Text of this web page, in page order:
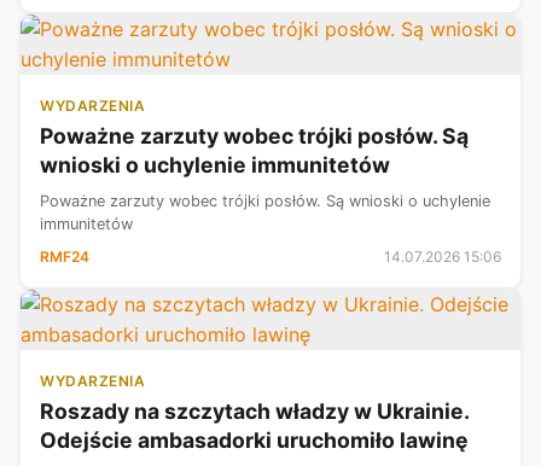
WYDARZENIA
Poważne zarzuty wobec trójki posłów. Są
wnioski o uchylenie immunitetów
Poważne zarzuty wobec trójki posłów. Są wnioski o uchylenie
immunitetów
RMF24
14.07.2026 15:06
WYDARZENIA
Roszady na szczytach władzy w Ukrainie.
Odejście ambasadorki uruchomiło lawinę